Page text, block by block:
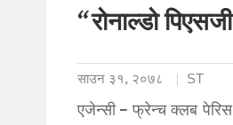
“रोनाल्डो
साउन ३१, २०७८ ST
एजेन्सी – फ्रेन्च क्लब पेरिस